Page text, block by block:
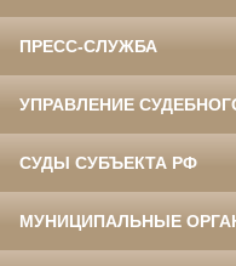
ПРЕСС-СЛУЖБА
УПРАВЛЕНИЕ
СУДЫ СУБЪЕКТА РФ
МУНИЦИПАЛЬНЫЕ